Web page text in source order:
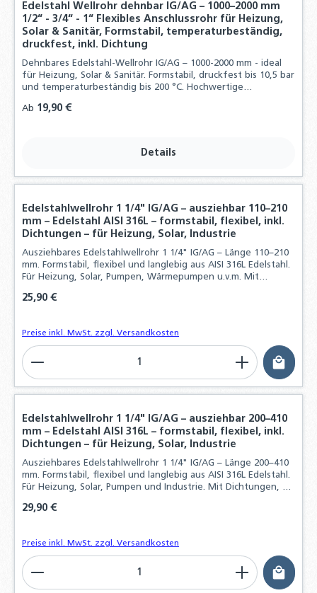
Edelstahl Wellrohr dehnbar IG/AG – 1000–2000 mm
1/2“ - 3/4“ - 1“ Flexibles Anschlussrohr für Heizung,
Solar & Sanitär, Formstabil, temperaturbeständig,
druckfest, inkl. Dichtung
Dehnbares Edelstahl-Wellrohr IG/AG – 1000-2000 mm - ideal
für Heizung, Solar & Sanitär. Formstabil, druckfest bis 10,5 bar
und temperaturbeständig bis 200 °C. Hochwertige
Regulärer Preis:
Ab 19,90 €
Details
Edelstahlwellrohr 1 1/4" IG/AG – ausziehbar 110–210
mm – Edelstahl AISI 316L – formstabil, flexibel, inkl.
Dichtungen – für Heizung, Solar, Industrie
Ausziehbares Edelstahlwellrohr 1 1/4" IG/AG – Länge 110–210
mm. Formstabil, flexibel und langlebig aus AISI 316L Edelstahl.
Für Heizung, Solar, Pumpen, Wärmepumpen u.v.m. Mit
Regulärer Preis:
25,90 €
Preise inkl. MwSt. zzgl. Versandkosten
Produkt Anzahl: Gib den gewünschten Wert
Edelstahlwellrohr 1 1/4" IG/AG – ausziehbar 200–410
mm – Edelstahl AISI 316L – formstabil, flexibel, inkl.
Dichtungen – für Heizung, Solar, Industrie
Ausziehbares Edelstahlwellrohr 1 1/4" IG/AG – Länge 200–410
mm. Formstabil, flexibel und langlebig aus AISI 316L Edelstahl.
Für Heizung, Solar, Pumpen und Industrie. Mit Dichtungen, bis
Regulärer Preis:
29,90 €
Preise inkl. MwSt. zzgl. Versandkosten
Produkt Anzahl: Gib den gewünschten Wert